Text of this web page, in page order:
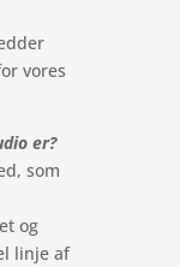
vores
er?
som
og
linje af